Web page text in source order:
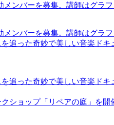
ンバーを募集。講師はグラフ
ンバーを募集。講師はグラフ
追った奇妙で美しい音楽ド
追った奇妙で美しい音楽ド
ショップ「リペアの庭」を開